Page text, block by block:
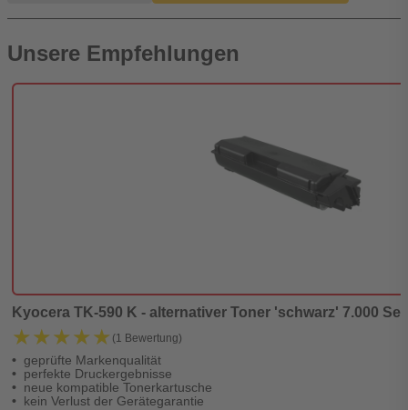
Unsere Empfehlungen
Kyocera TK-590 K - alternativer Toner 'schwarz' 7.000
★★★★★
★★★★★ (1 Bewertung)
geprüfte Markenqualität
perfekte Druckergebnisse
neue kompatible Tonerkartusche
kein Verlust der Gerätegarantie